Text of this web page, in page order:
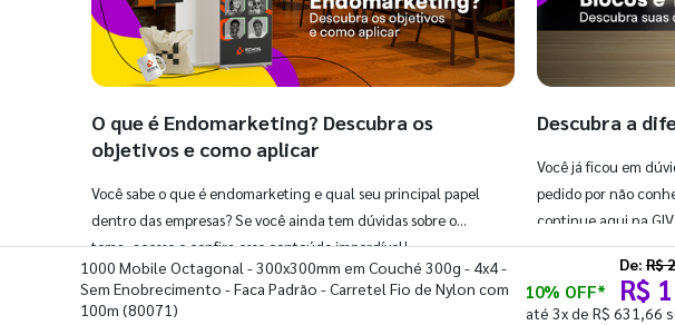
O que é Endomarketing? Descubra os
objetivos e como aplicar
Você sabe o que é endomarketing e qual seu principal papel
dentro das empresas? Se você ainda tem dúvidas sobre o
tema, acesse e confira esse conteúdo imperdível!
Descubra a
Você já ficou em
pedido por não
continue aqui na
1000 Mobile Octagonal - 300x300mm em Couché 300g - 4x4 -
Sem Enobrecimento - Faca Padrão - Carretel Fio de Nylon com
100m (80071)
10% OFF*
De: R$
R$
até 3x de R$ 631,66